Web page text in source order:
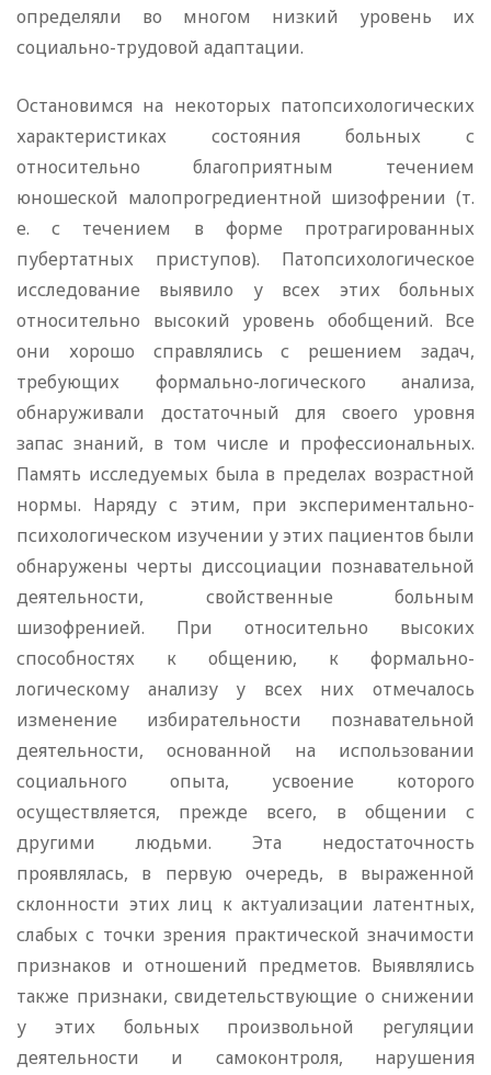
определяли во многом низкий уровень их
социально-трудовой адаптации.
Остановимся на некоторых патопсихологических
характеристиках состояния больных с
относительно благоприятным течением
юношеской малопрогредиентной шизофрении (т.
е. с течением в форме протрагированных
пубертатных приступов). Патопсихологическое
исследование выявило у всех этих больных
относительно высокий уровень обобщений. Все
они хорошо справлялись с решением задач,
требующих формально-логического анализа,
обнаруживали достаточный для своего уровня
запас знаний, в том числе и профессиональных.
Память исследуемых была в пределах возрастной
нормы. Наряду с этим, при экспериментально-
психологическом изучении у этих пациентов были
обнаружены черты диссоциации познавательной
деятельности, свойственные больным
шизофренией. При относительно высоких
способностях к общению, к формально-
логическому анализу у всех них отмечалось
изменение избирательности познавательной
деятельности, основанной на использовании
социального опыта, усвоение которого
осуществляется, прежде всего, в общении с
другими людьми. Эта недостаточность
проявлялась, в первую очередь, в выраженной
склонности этих лиц к актуализации латентных,
слабых с точки зрения практической значимости
признаков и отношений предметов. Выявлялись
также признаки, свидетельствующие о снижении
у этих больных произвольной регуляции
деятельности и самоконтроля, нарушения